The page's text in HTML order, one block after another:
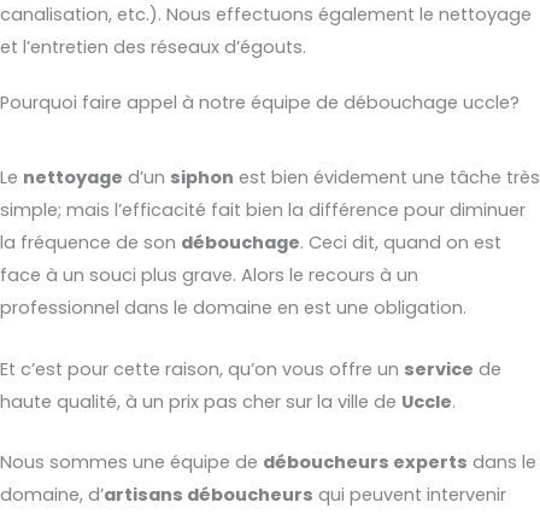
canalisation, etc.). Nous effectuons également le nettoyage
et l’entretien des réseaux d’égouts.
Pourquoi faire appel à notre équipe de débouchage uccle?
Le nettoyage d’un siphon est bien évidement une tâche très
simple; mais l’efficacité fait bien la différence pour diminuer
la fréquence de son débouchage. Ceci dit, quand on est
face à un souci plus grave. Alors le recours à un
professionnel dans le domaine en est une obligation.
Et c’est pour cette raison, qu’on vous offre un service de
haute qualité, à un prix pas cher sur la ville de Uccle.
Nous sommes une équipe de déboucheurs experts dans le
domaine, d’artisans déboucheurs qui peuvent intervenir